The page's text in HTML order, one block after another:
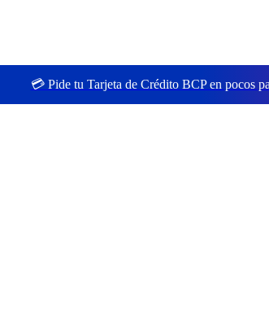
💳 Pide tu Tarjeta de Crédito BCP en pocos